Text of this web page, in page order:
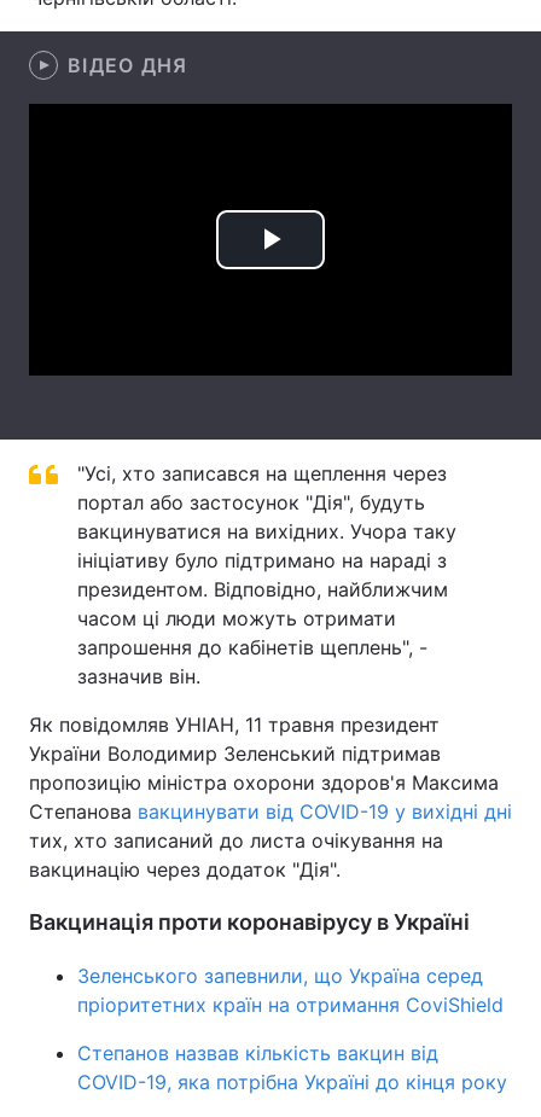
Тема оформлення
ВІДЕО ДНЯ
Play
"Усі, хто записався на щеплення через
портал або застосунок "Дія", будуть
вакцинуватися на вихідних. Учора таку
ініціативу було підтримано на нараді з
президентом. Відповідно, найближчим
часом ці люди можуть отримати
запрошення до кабінетів щеплень", -
зазначив він.
Як повідомляв УНІАН, 11 травня президент
України Володимир Зеленський підтримав
пропозицію міністра охорони здоров'я Максима
Степанова вакцинувати від COVID-19 у вихідні дні
тих, хто записаний до листа очікування на
вакцинацію через додаток "Дія".
Вакцинація проти коронавірусу в Україні
Зеленського запевнили, що Україна серед
пріоритетних країн на отримання CoviShield
Степанов назвав кількість вакцин від
COVID-19, яка потрібна Україні до кінця року